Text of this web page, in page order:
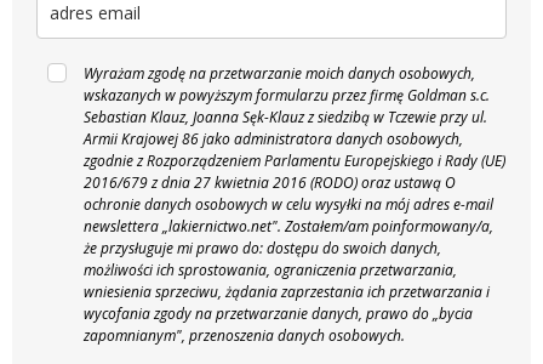
Wyrażam zgodę na przetwarzanie moich danych osobowych,
wskazanych w powyższym formularzu przez firmę Goldman s.c.
Sebastian Klauz, Joanna Sęk-Klauz z siedzibą w Tczewie przy ul.
Armii Krajowej 86 jako administratora danych osobowych,
zgodnie z Rozporządzeniem Parlamentu Europejskiego i Rady (UE)
2016/679 z dnia 27 kwietnia 2016 (RODO) oraz ustawą O
ochronie danych osobowych w celu wysyłki na mój adres e-mail
newslettera „lakiernictwo.net". Zostałem/am poinformowany/a,
że przysługuje mi prawo do: dostępu do swoich danych,
możliwości ich sprostowania, ograniczenia przetwarzania,
wniesienia sprzeciwu, żądania zaprzestania ich przetwarzania i
wycofania zgody na przetwarzanie danych, prawo do „bycia
zapomnianym", przenoszenia danych osobowych.